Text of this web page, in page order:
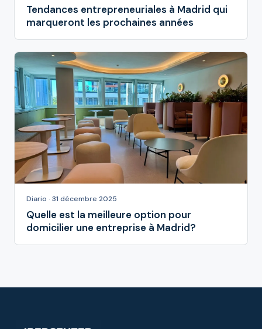
Tendances entrepreneuriales à Madrid qui
marqueront les prochaines années
Diario · 31 décembre 2025
Quelle est la meilleure option pour
domicilier une entreprise à Madrid?